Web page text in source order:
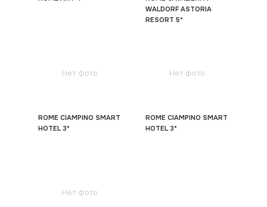
WALDORF ASTORIA
RESORT 5*
Нет фото
ROME CIAMPINO SMART
HOTEL 3*
Нет фото
ROME CIAMPINO SMART
HOTEL 3*
Нет фото